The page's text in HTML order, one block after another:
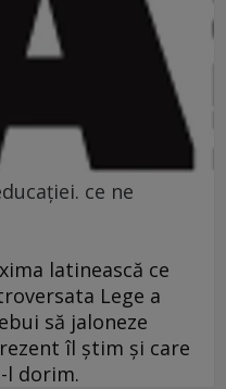
ce ne
latinească ce
Lege a
să jaloneze
îl ştim şi care
l dorim.